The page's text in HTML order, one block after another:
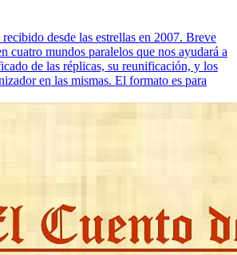
desde las estrellas en 2007. Breve
cuatro mundos paralelos que nos ayudará a
de las réplicas, su reunificación, y los
en las mismas. El formato es para